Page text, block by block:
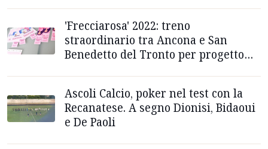
'Frecciarosa' 2022: treno
straordinario tra Ancona e San
Benedetto del Tronto per progetto
Ascoli Calcio, poker nel test con la
Recanatese. A segno Dionisi, Bidaoui
e De Paoli